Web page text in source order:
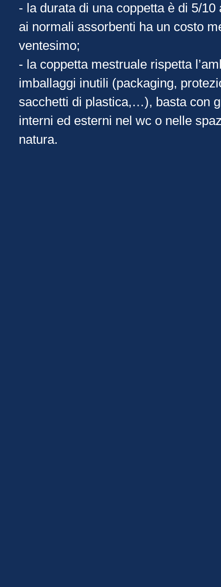
- la durata di una coppetta è di 5/10
ai normali assorbenti ha un costo
ventesimo;
- la coppetta mestruale rispetta
imballaggi inutili (packaging,
sacchetti di plastica,…), basta con
interni ed esterni nel wc o nelle
natura.